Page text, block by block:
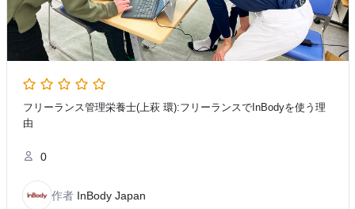
フリーランス管理栄養士(上萩 環):フリーランスでInBodyを使う理
由
0
作者 InBody Japan